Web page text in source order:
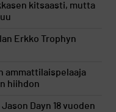
kitsaasti, mutta
Erkko Trophyn
ammattilaispelaaja
hiihdon
Dayn 18 vuoden